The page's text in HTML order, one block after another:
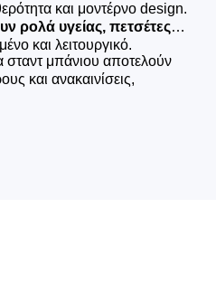
και μοντέρνο design.
ρολά υγείας, πετσέτες
και λειτουργικό.
σταντ μπάνιου αποτελούν
και ανακαινίσεις,